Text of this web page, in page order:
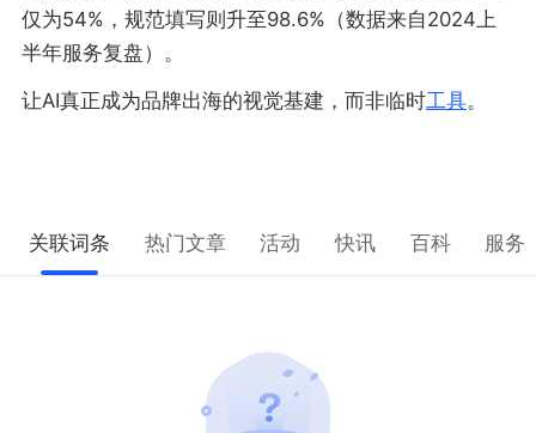
仅为54%，规范填写则升至98.6%（数据来自2024上
半年服务复盘）。
让AI真正成为品牌出海的视觉基建，而非临时工具。
关联词条 热门文章 活动 快讯 百科 服务